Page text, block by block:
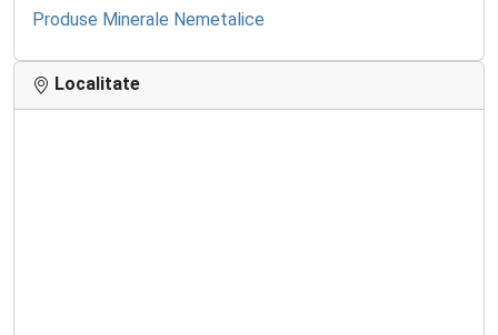
Produse Minerale Nemetalice
Localitate